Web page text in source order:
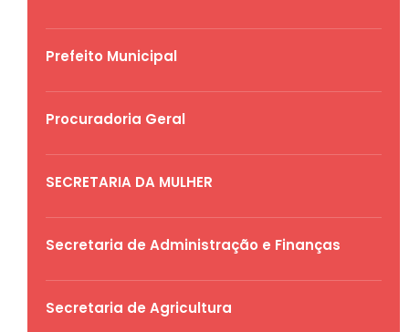
Prefeito Municipal
Procuradoria Geral
SECRETARIA DA MULHER
Secretaria de Administração e Finanças
Secretaria de Agricultura